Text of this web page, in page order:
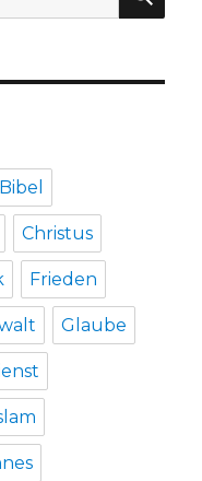
Bibel
Christus
Frieden
Glaube